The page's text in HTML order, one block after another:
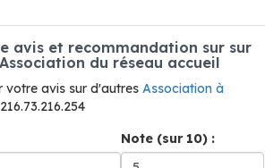
avis et recommandation sur sur
du réseau accueil
votre avis sur d'autres Association à
Note (sur 10) :